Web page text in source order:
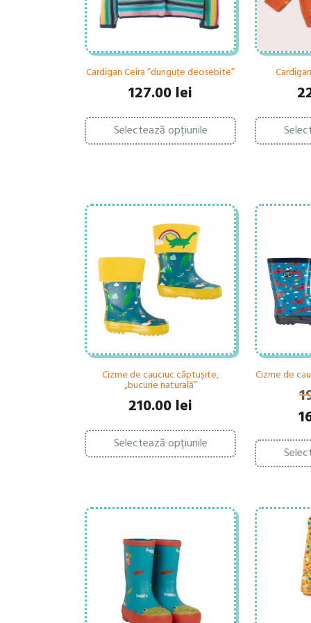
Cardigan Ceira ”dunguțe deosebite”
127.00 lei
Selectează opțiunile
Acest
produs
are
Opțiunile
pot
fi
alese
în
pagina
produsului.
Cizme de cauciuc căptușite,
„bucurie naturală”
210.00 lei
Selectează opțiunile
Acest
produs
are
Opțiunile
pot
fi
alese
în
pagina
produsului.
Cizme de
a